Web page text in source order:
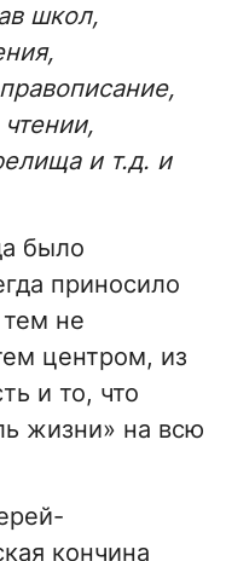
школ,
и т.д. и
было
приносило
не
центром, из
и то, что
жизни» на всю
кончина